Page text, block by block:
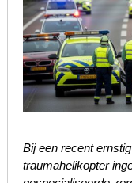
Bij een recent
traumahelikopter